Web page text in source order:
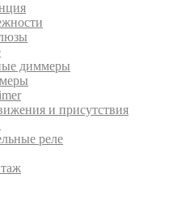
диммеры
и присутствия
реле